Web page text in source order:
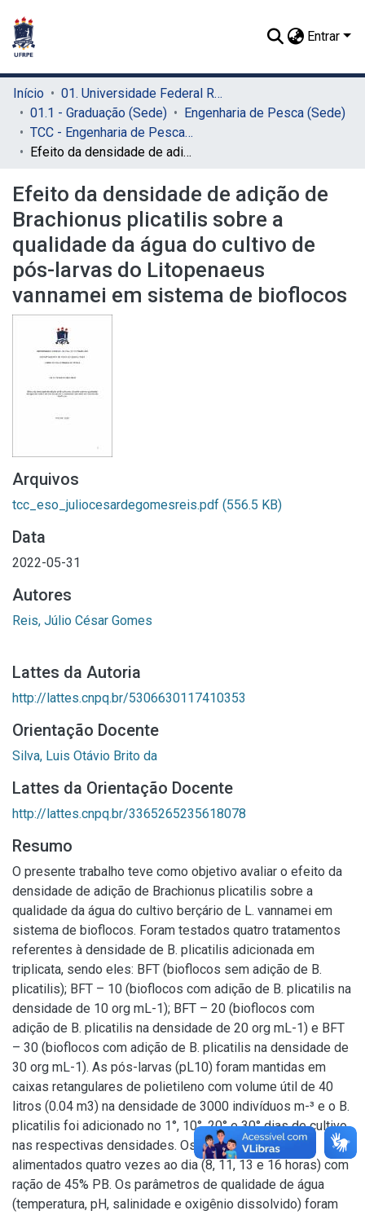
Entrar
Início
01. Universidade Federal Rural de Pernambuco - UFRPE (Sede)
01.1 - Graduação (Sede)
Engenharia de Pesca (Sede)
TCC - Engenharia de Pesca (Sede)
Efeito da densidade de adição de Brachionus plicatilis sobre a qualidade da água do cultivo de pós-larvas do Litopenaeus vannamei em sistema de bioflocos
Efeito da densidade de adição de
Brachionus plicatilis sobre a
qualidade da água do cultivo de
pós-larvas do Litopenaeus
vannamei em sistema de bioflocos
Arquivos
tcc_eso_juliocesardegomesreis.pdf (556.5 KB)
Data
2022-05-31
Autores
Reis, Júlio César Gomes
Lattes da Autoria
http://lattes.cnpq.br/5306630117410353
Orientação Docente
Silva, Luis Otávio Brito da
Lattes da Orientação Docente
http://lattes.cnpq.br/3365265235618078
Resumo
O presente trabalho teve como objetivo avaliar o efeito da
densidade de adição de Brachionus plicatilis sobre a
qualidade da água do cultivo berçário de L. vannamei em
sistema de bioflocos. Foram testados quatro tratamentos
referentes à densidade de B. plicatilis adicionada em
triplicata, sendo eles: BFT (bioflocos sem adição de B.
plicatilis); BFT – 10 (bioflocos com adição de B. plicatilis na
densidade de 10 org mL-1); BFT – 20 (bioflocos com
adição de B. plicatilis na densidade de 20 org mL-1) e BFT
– 30 (bioflocos com adição de B. plicatilis na densidade de
30 org mL-1). As pós-larvas (pL10) foram mantidas em
caixas retangulares de polietileno com volume útil de 40
litros (0.04 m3) na densidade de 3000 indivíduos m-³ e o B.
plicatilis foi adicionado no 1°, 10°, 20° e 30° dias de cultivo
nas respectivas densidades. Os animais foram
alimentados quatro vezes ao dia (8, 11, 13 e 16 horas) com
ração de 45% PB. Os parâmetros de qualidade de água
(temperatura, pH, salinidade e oxigênio dissolvido) foram